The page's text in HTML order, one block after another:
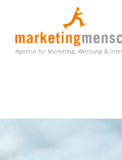
content